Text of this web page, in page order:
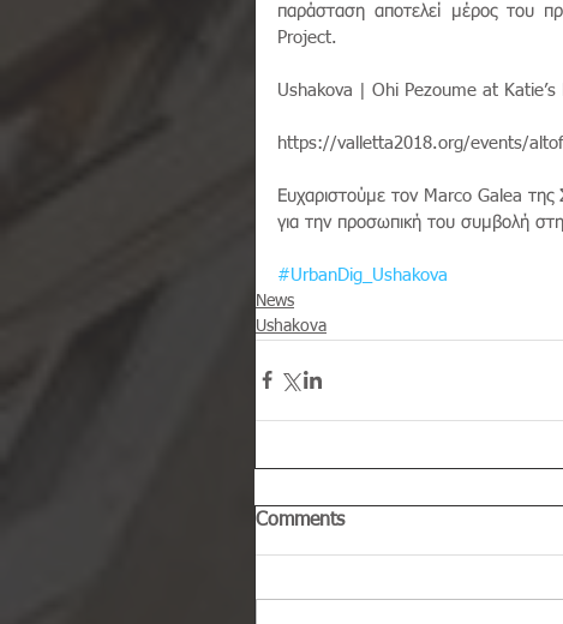
παράσταση αποτελεί μέρος του
Project.
Ushakova | Ohi Pezoume at
https://valletta2018.org/events/
Ευχαριστούμε τον Marco Galea
για την προσωπική του συμβολή
#UrbanDig_Ushakova
News
Ushakova
Comments